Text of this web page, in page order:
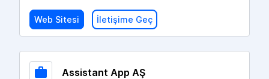
Web Sitesi İletişime Geç
Assistant App AŞ